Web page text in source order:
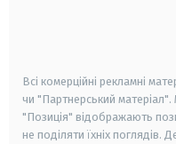
Всі комерційні рекламні
чи "Партнерський
"Позиція" відображають
не поділяти їхніх